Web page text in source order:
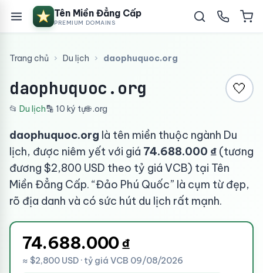
Tên Miền Đẳng Cấp
PREMIUM DOMAINS
Trang chủ › Du lịch › daophuquoc.org
daophuquoc.org 🤍
📂 Du lịch🔡 10 ký tự🌐 .org
daophuquoc.org là tên miền thuộc ngành Du
lịch, được niêm yết với giá 74.688.000 ₫ (tương
đương $2,800 USD theo tỷ giá VCB) tại Tên
Miền Đẳng Cấp. “Đảo Phú Quốc” là cụm từ đẹp,
rõ địa danh và có sức hút du lịch rất mạnh.
74.688.000₫
≈ $2,800 USD · tỷ giá VCB 09/08/2026